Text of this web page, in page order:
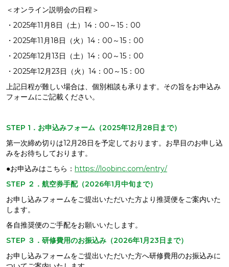
＜オンライン説明会の日程＞
・2025年11月8日（土）14：00～15：00
・2025年11月18日（火）14：00～15：00
・2025年12月13日（土）14：00～15：00
・2025年12月23日（火）14：00～15：00
上記日程が難しい場合は、個別相談も承ります。その旨をお申込み
フォームにご記載ください。
STEP 1．お申込みフォーム（2025年12月28日まで）
第一次締め切りは12月28日を予定しております。お早目のお申し込
みをお待ちしております。
●お申込みはこちら： https://loobinc.com/entry/
STEP ２．航空券手配（2026年1月中旬まで）
お申し込みフォームをご提出いただいた方より推奨便をご案内いた
します。
各自推奨便のご手配をお願いいたします。
STEP ３．研修費用のお振込み（2026年1月23日まで）
お申し込みフォームをご提出いただいた方へ研修費用のお振込みに